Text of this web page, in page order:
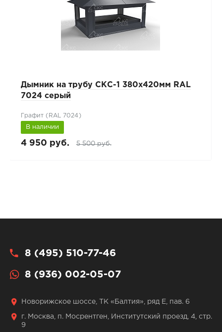
Дымник на трубу СКС-1 380x420мм RAL
7024 серый
Графит (RAL 7024)
В наличии
4 950 руб. 5 500 руб.
8 (495) 510-77-46
8 (936) 002-05-07
Новорижское шоссе, ТК «Балтия», ряд Е, пав. 6
г. Москва, п. Мосрентген, Институтский проезд, 4, стр.
9